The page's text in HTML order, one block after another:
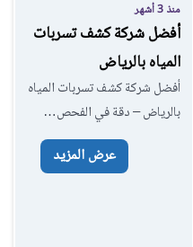
منذ 3 أشهر
أفضل شركة كشف تسربات
المياه بالرياض
أفضل شركة كشف تسربات المياه
بالرياض – دقة في الفحص…
عرض المزيد